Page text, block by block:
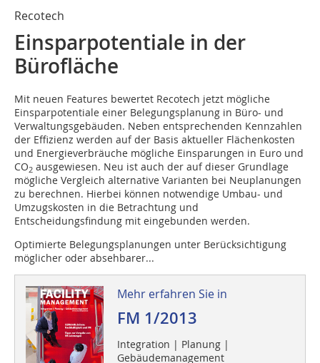
Recotech
Einsparpotentiale in der
Bürofläche
Mit neuen Features bewertet Recotech jetzt mögliche
Einsparpotentiale einer Belegungsplanung in Büro- und
Verwaltungsgebäuden. Neben entsprechenden Kennzahlen
der Effizienz werden auf der Basis aktueller Flächenkosten
und Energieverbräuche mögliche Einsparungen in Euro und
CO2 ausgewiesen. Neu ist auch der auf dieser Grundlage
mögliche Vergleich alternative Varianten bei Neuplanungen
zu berechnen. Hierbei können notwendige Umbau- und
Umzugskosten in die Betrachtung und
Entscheidungsfindung mit eingebunden werden.
Optimierte Belegungsplanungen unter Berücksichtigung
möglicher oder absehbarer...
Mehr erfahren Sie in
FM 1/2013
Integration | Planung |
Gebäudemanagement